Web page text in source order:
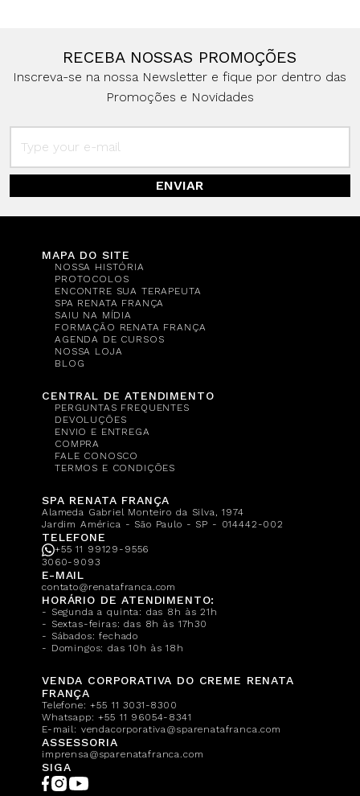
RECEBA NOSSAS PROMOÇÕES
Inscreva-se na nossa Newsletter e fique por dentro das
Promoções e Novidades
ENVIAR
MAPA DO SITE
NOSSA HISTÓRIA
PROTOCOLOS
ENCONTRE SUA TERAPEUTA
SPA RENATA FRANÇA
SAIU NA MÍDIA
FORMAÇÃO RENATA FRANÇA
AGENDA DE CURSOS
NOSSA LOJA
BLOG
CENTRAL DE ATENDIMENTO
PERGUNTAS FREQUENTES
DEVOLUÇÕES
ENVIO E ENTREGA
COMPRA
FALE CONOSCO
TERMOS E CONDIÇÕES
SPA RENATA FRANÇA
Alameda Gabriel Monteiro da Silva, 1974
Jardim América - São Paulo - SP - 014442-002
TELEFONE
+55 11 99129-9556
3060-9093
E-MAIL
contato@renatafranca.com
HORÁRIO DE ATENDIMENTO:
- Segunda a quinta: das 8h às 21h
- Sextas-feiras: das 8h às 17h30
- Sábados: fechado
- Domingos: das 10h às 18h
VENDA CORPORATIVA DO CREME RENATA
FRANÇA
Telefone:+55 11 3031-8300
Whatsapp:+55 11 96054-8341
E-mail: vendacorporativa@sparenatafranca.com
ASSESSORIA
imprensa@sparenatafranca.com
SIGA